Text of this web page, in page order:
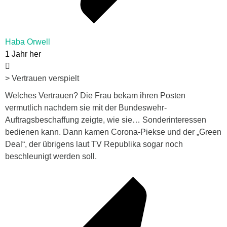
Haba Orwell
1 Jahr her
> Vertrauen verspielt
Welches Vertrauen? Die Frau bekam ihren Posten
vermutlich nachdem sie mit der Bundeswehr-
Auftragsbeschaffung zeigte, wie sie… Sonderinteressen
bedienen kann. Dann kamen Corona-Piekse und der „Green
Deal“, der übrigens laut TV Republika sogar noch
beschleunigt werden soll.